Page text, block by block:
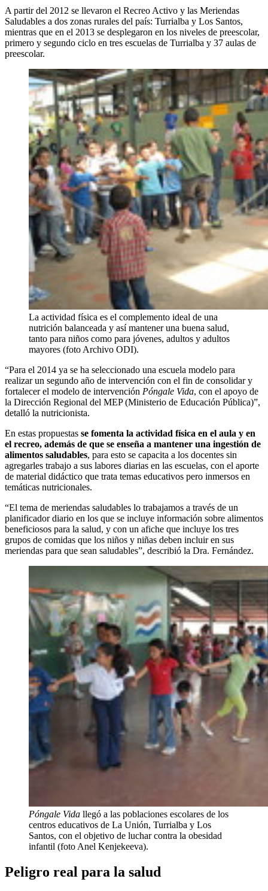
A partir del 2012 se llevaron el Recreo Activo y las Meriendas
Saludables a dos zonas rurales del país: Turrialba y Los Santos,
mientras que en el 2013 se desplegaron en los niveles de preescolar,
primero y segundo ciclo en tres escuelas de Turrialba y 37 aulas de
preescolar.
La actividad física es el complemento ideal de una
nutrición balanceada y así mantener una buena salud,
tanto para niños como para jóvenes, adultos y adultos
mayores (foto Archivo ODI).
“Para el 2014 ya se ha seleccionado una escuela modelo para
realizar un segundo año de intervención con el fin de consolidar y
fortalecer el modelo de intervención Póngale Vida, con el apoyo de
la Dirección Regional del MEP (Ministerio de Educación Pública)”,
detalló la nutricionista.
En estas propuestas se fomenta la actividad física en el aula y en
el recreo, además de que se enseña a mantener una ingestión de
alimentos saludables, para esto se capacita a los docentes sin
agregarles trabajo a sus labores diarias en las escuelas, con el aporte
de material didáctico que trata temas educativos pero inmersos en
temáticas nutricionales.
“El tema de meriendas saludables lo trabajamos a través de un
planificador diario en los que se incluye información sobre alimentos
beneficiosos para la salud, y con un afiche que incluye los tres
grupos de comidas que los niños y niñas deben incluir en sus
meriendas para que sean saludables”, describió la Dra. Fernández.
Póngale Vida llegó a las poblaciones escolares de los
centros educativos de La Unión, Turrialba y Los
Santos, con el objetivo de luchar contra la obesidad
infantil (foto Anel Kenjekeeva).
Peligro real para la salud